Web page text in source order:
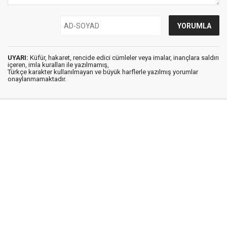
UYARI: Küfür, hakaret, rencide edici cümleler veya imalar, inançlara saldırı
içeren, imla kuralları ile yazılmamış,
Türkçe karakter kullanılmayan ve büyük harflerle yazılmış yorumlar
onaylanmamaktadır.